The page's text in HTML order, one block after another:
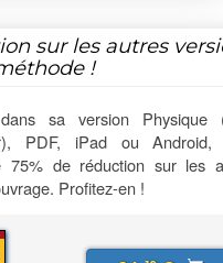
sur les autres
!
sa version Physique
PDF, iPad ou Android,
75% de réduction sur les
Profitez-en !